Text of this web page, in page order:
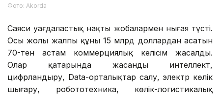
Фото: Аkorda
Саяси уағдаластық нақты жобалармен нығая түсті.
Осы жолы жалпы құны 15 млрд доллардан асатын
70-тен астам коммерциялық келісім жасалды.
Олар қатарында жасанды интеллект,
цифрландыру, Data-орталықтар салу, электр көлік
шығару, робототехника, көлік-логистикалық